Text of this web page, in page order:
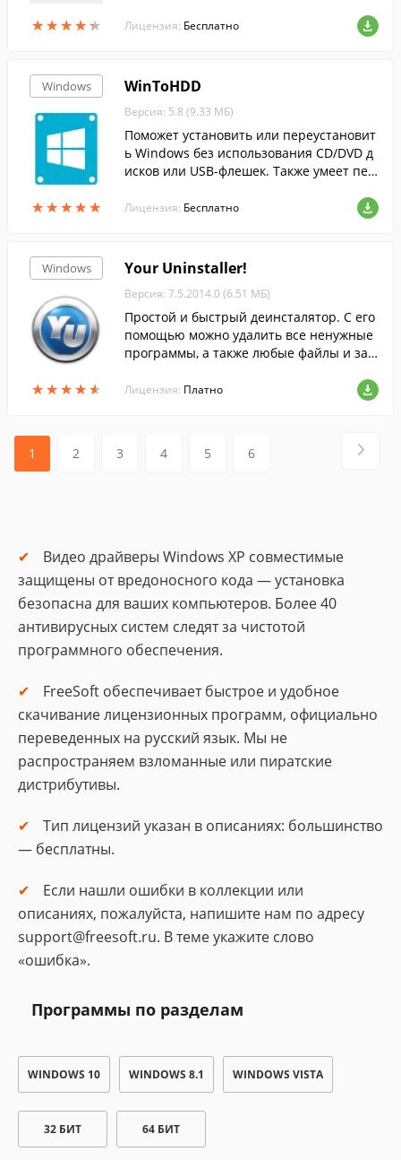
★★★★★
★★★★★
ров.
Лицензия: Бесплатно
Windows
★★★★★
★★★★★
WinToHDD
Версия: 5.8 (9.33 МБ)
Поможет установить или переустановит
ь Windows без использования CD/DVD д
исков или USB-флешек. Также умеет пер
ой HDD или SSD диск.
Лицензия: Бесплатно
Windows
★★★★★
★★★★★
Your Uninstaller!
Версия: 7.5.2014.0 (6.51 МБ)
Простой и быстрый деинсталятор. С его
помощью можно удалить все ненужные
программы, а также любые файлы и зап
гут после себя оставить.
Лицензия: Платно
1 2 3 4 5 6
Видео драйверы Windows XP совместимые
защищены от вредоносного кода — установка
безопасна для ваших компьютеров. Более 40
антивирусных систем следят за чистотой
программного обеспечения.
FreeSoft обеспечивает быстрое и удобное
скачивание лицензионных программ, официально
переведенных на русский язык. Мы не
распространяем взломанные или пиратские
дистрибутивы.
Тип лицензий указан в описаниях: большинство
— бесплатны.
Если нашли ошибки в коллекции или
описаниях, пожалуйста, напишите нам по адресу
support@freesoft.ru. В теме укажите слово
«ошибка».
Программы по разделам
WINDOWS 10 WINDOWS 8.1 WINDOWS VISTA
32 БИТ 64 БИТ